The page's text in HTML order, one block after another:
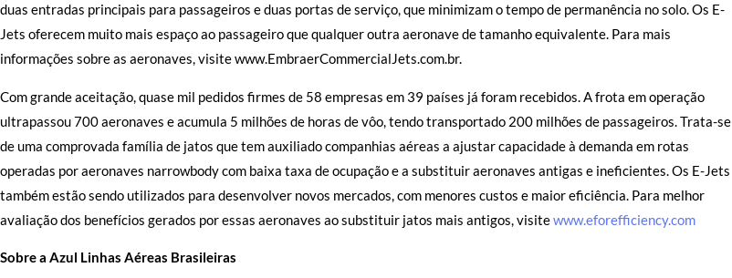
duas entradas principais para passageiros e duas portas de serviço, que minimizam o tempo de permanência no solo. Os E-
Jets oferecem muito mais espaço ao passageiro que qualquer outra aeronave de tamanho equivalente. Para mais
informações sobre as aeronaves, visite www.EmbraerCommercialJets.com.br.
Com grande aceitação, quase mil pedidos firmes de 58 empresas em 39 países já foram recebidos. A frota em operação
ultrapassou 700 aeronaves e acumula 5 milhões de horas de vôo, tendo transportado 200 milhões de passageiros. Trata-se
de uma comprovada família de jatos que tem auxiliado companhias aéreas a ajustar capacidade à demanda em rotas
operadas por aeronaves narrowbody com baixa taxa de ocupação e a substituir aeronaves antigas e ineficientes. Os E-Jets
também estão sendo utilizados para desenvolver novos mercados, com menores custos e maior eficiência. Para melhor
avaliação dos benefícios gerados por essas aeronaves ao substituir jatos mais antigos, visitewww.eforefficiency.com
Sobre a Azul Linhas Aéreas Brasileiras